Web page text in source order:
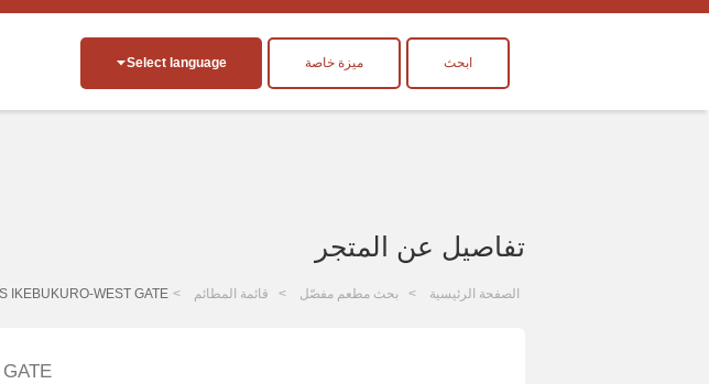
Select language ميزة خاصة ابحث
تفاصيل عن المتجر
الصفحة الرئيسية بحث مطعم مفصّل قائمة المطائم IKEBUKURO-WEST GATE